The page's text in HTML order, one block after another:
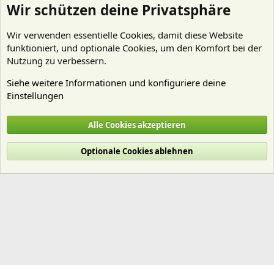
Cookies
Deutsch (Du)
Nutzungsbedingungen
Datenschutz Hilfe und Impressum
R
Wir schützen deine Privatsphäre
Wir verwenden essentielle Cookies, damit diese Website
funktioniert, und optionale Cookies, um den Komfort bei der
Nutzung zu verbessern.
Siehe weitere Informationen und konfiguriere deine
Einstellungen
Alle Cookies akzeptieren
Optionale Cookies ablehnen